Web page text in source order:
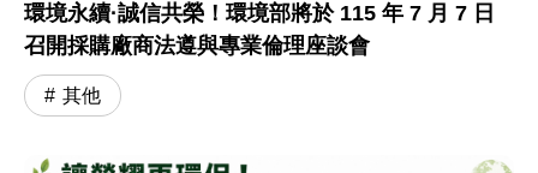
環境永續·誠信共榮！環境部將於 115 年 7 月 7 日
召開採購廠商法遵與專業倫理座談會
其他